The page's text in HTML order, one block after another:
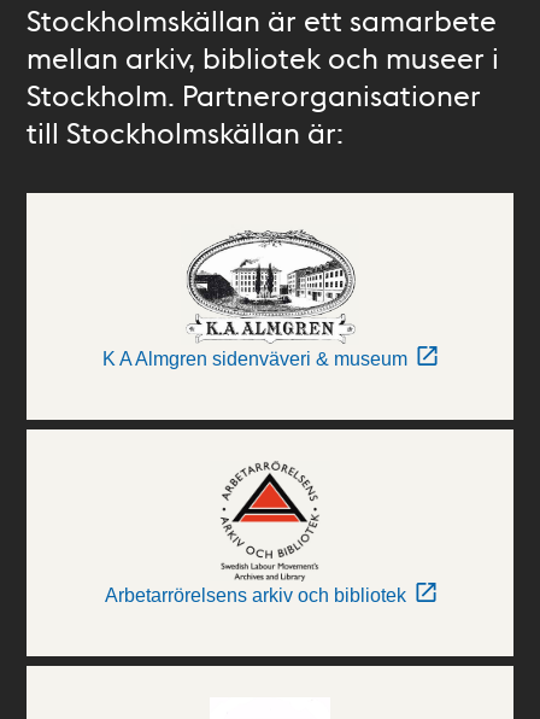
Stockholmskällan är ett samarbete
mellan arkiv, bibliotek och museer i
Stockholm. Partnerorganisationer
till Stockholmskällan är:
K A Almgren sidenväveri & museum
Arbetarrörelsens arkiv och bibliotek